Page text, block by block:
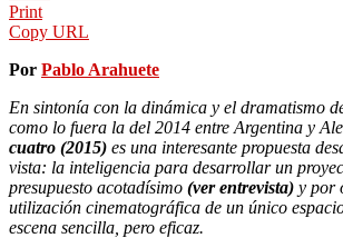
Print
Copy URL
Por Pablo Arahuete
En sintonía con la dinámica y el dramatismo
como lo fuera la del 2014 entre Argentina y
cuatro (2015) es una interesante propuesta
vista: la inteligencia para desarrollar un
presupuesto acotadísimo (ver entrevista) y por
utilización cinematográfica de un único
escena sencilla, pero eficaz.